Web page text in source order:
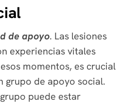
de apoyo. Las lesiones
experiencias vitales
momentos, es crucial
grupo de apoyo social.
puede estar